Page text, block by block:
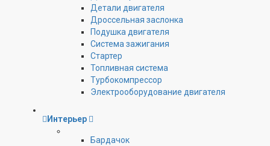
Детали двигателя
Дроссельная заслонка
Подушка двигателя
Система зажигания
Стартер
Топливная система
Турбокомпрессор
Электрооборудование двигателя
Интерьер
Бардачок